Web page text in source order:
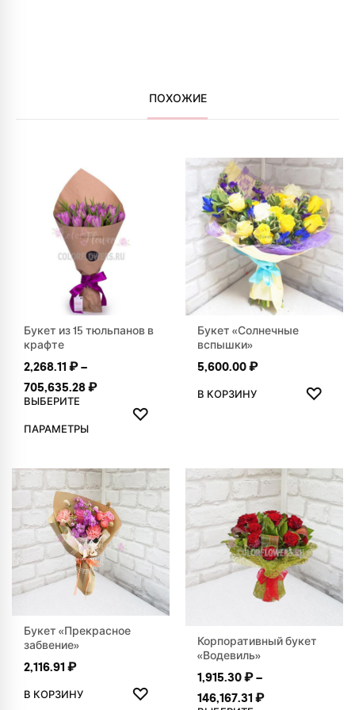
ПОХОЖИЕ
Букет из 15 тюльпанов в
крафте
2,268.11₽–
705,635.28₽Диапазон цен: 2,268.11 ₽ – 705,635.28 ₽
ВЫБЕРИТЕ
ПАРАМЕТРЫ
Этот товар имеет несколько вариаций. Опции можно
♡
ДОБАВИТЬ В ИЗБРАННОЕ
Букет «Солнечные
вспышки»
5,600.00₽
В КОРЗИНУ ♡
Букет «Прекрасное
забвение»
2,116.91₽
В КОРЗИНУ ♡
ДОБАВИТЬ В ИЗБРАННОЕ
Корпоративный букет
«Водевиль»
1,915.30₽–
146,167.31₽Диапазон цен: